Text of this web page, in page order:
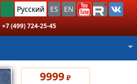
Русский ES EN
+7 (499) 724-25-45
9999 ₽